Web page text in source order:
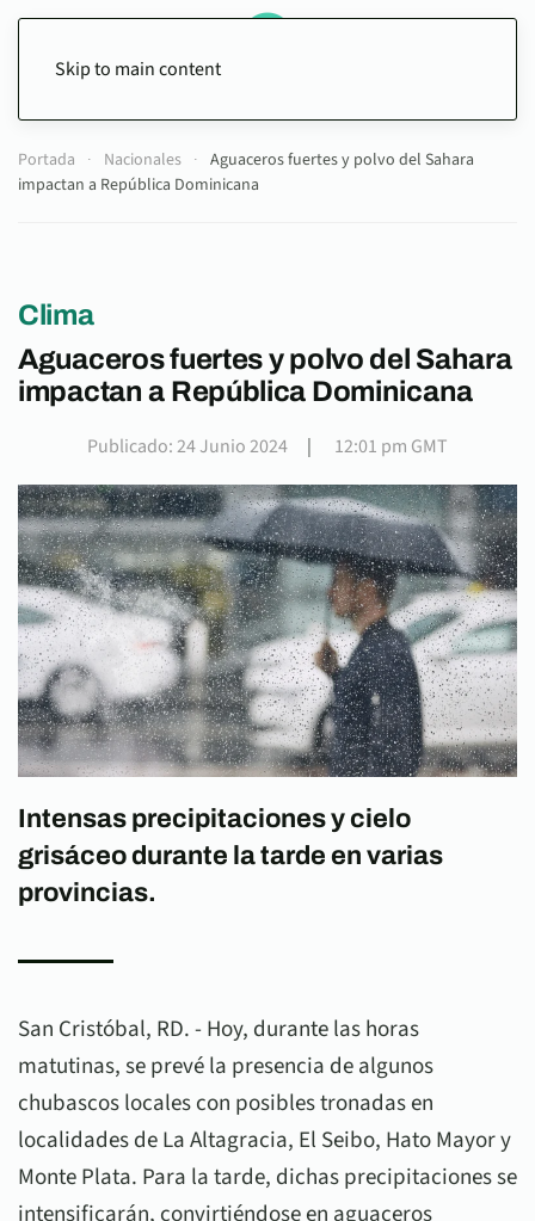
Skip to main content
Portada Nacionales
Aguaceros fuertes y polvo del Sahara
impactan a República Dominicana
Clima
Aguaceros fuertes y polvo del Sahara
impactan a República Dominicana
Publicado: 24 Junio 2024 | 12:01 pm GMT
Intensas precipitaciones y cielo
grisáceo durante la tarde en varias
provincias.
San Cristóbal, RD. - Hoy, durante las horas
matutinas, se prevé la presencia de algunos
chubascos locales con posibles tronadas en
localidades de La Altagracia, El Seibo, Hato Mayor y
Monte Plata. Para la tarde, dichas precipitaciones se
intensificarán, convirtiéndose en aguaceros